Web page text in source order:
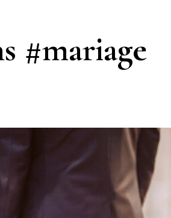
#mariage